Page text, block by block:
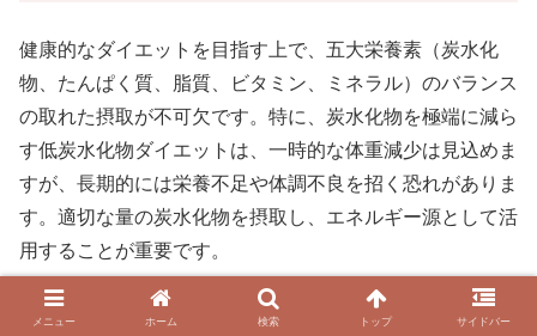
健康的なダイエットを目指す上で、五大栄養素（炭水化
物、たんぱく質、脂質、ビタミン、ミネラル）のバランス
の取れた摂取が不可欠です。特に、炭水化物を極端に減ら
す低炭水化物ダイエットは、一時的な体重減少は見込めま
すが、長期的には栄養不足や体調不良を招く恐れがありま
す。適切な量の炭水化物を摂取し、エネルギー源として活
用することが重要です。
詳しくはこちら👇
メニュー ホーム 検索 トップ サイドバー